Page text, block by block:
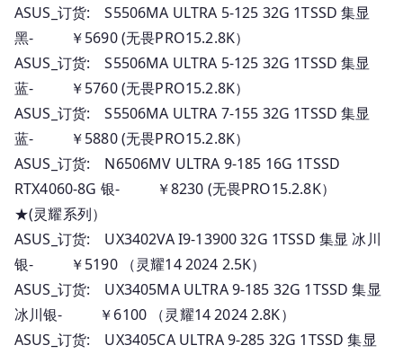
ASUS_订货: S5506MA ULTRA 5-125 32G 1TSSD 集显
黑- ￥5690 (无畏PRO15.2.8K）
ASUS_订货: S5506MA ULTRA 5-125 32G 1TSSD 集显
蓝- ￥5760 (无畏PRO15.2.8K）
ASUS_订货: S5506MA ULTRA 7-155 32G 1TSSD 集显
蓝- ￥5880 (无畏PRO15.2.8K）
ASUS_订货: N6506MV ULTRA 9-185 16G 1TSSD
RTX4060-8G 银- ￥8230 (无畏PRO15.2.8K）
★(灵耀系列）
ASUS_订货: UX3402VA I9-13900 32G 1TSSD 集显 冰川
银- ￥5190 （灵耀14 2024 2.5K）
ASUS_订货: UX3405MA ULTRA 9-185 32G 1TSSD 集显
冰川银- ￥6100 （灵耀14 2024 2.8K）
ASUS_订货: UX3405CA ULTRA 9-285 32G 1TSSD 集显